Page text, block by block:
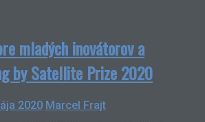
mladých inovátorov a
by Satellite Prize 2020
2020 Marcel Frajt